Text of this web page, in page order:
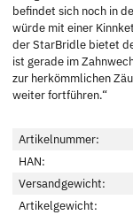
befindet sich noch in
würde mit einer
der StarBridle bietet
ist gerade im
zur herkömmlichen
weiter fortführen.“
Artikelnummer:
HAN:
Versandgewicht:
Artikelgewicht: